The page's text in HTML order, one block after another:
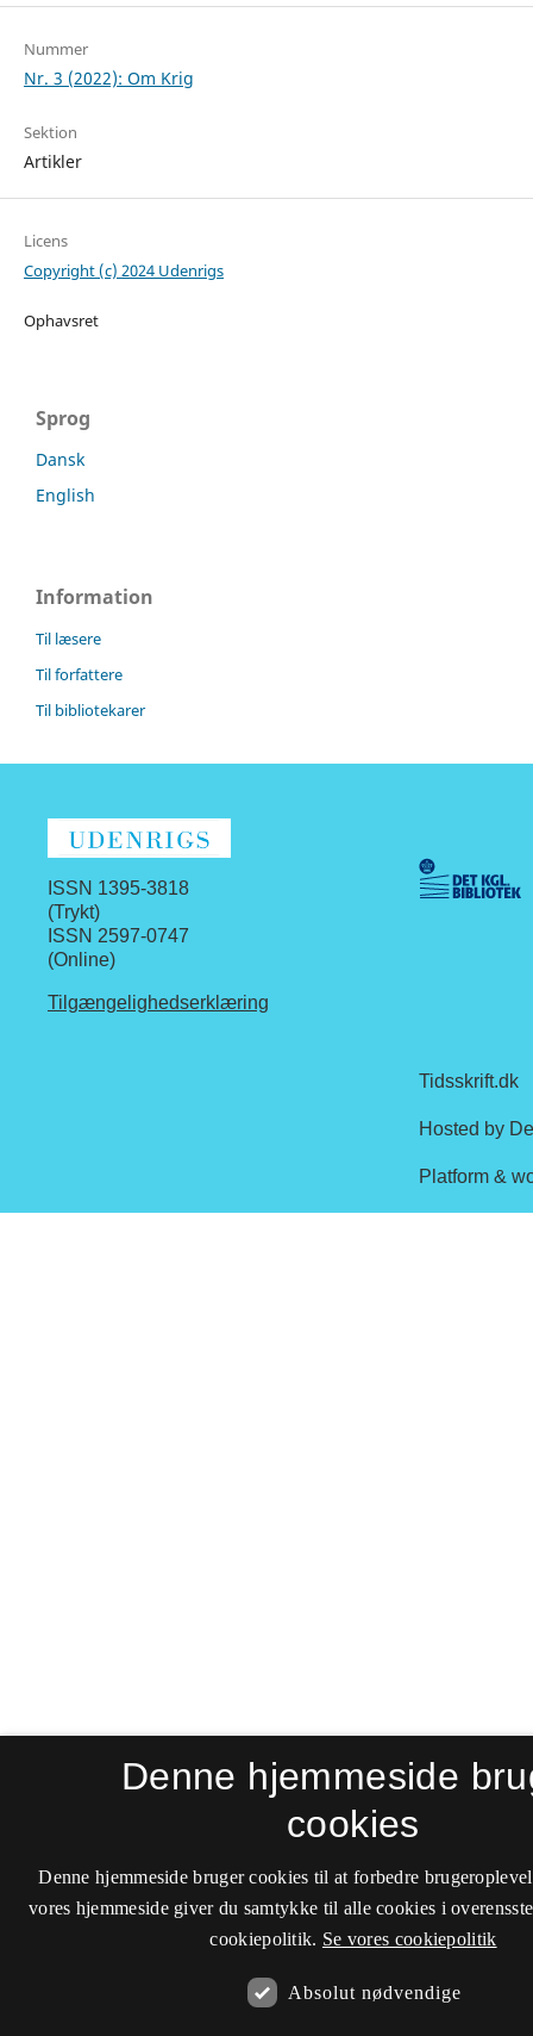
Nummer
Nr. 3 (2022): Om Krig
Sektion
Artikler
Licens
Copyright (c) 2024 Udenrigs
Ophavsret
Sprog
Dansk
English
Information
Til læsere
Til forfattere
Til bibliotekarer
ISSN 1395-3818
(Trykt)
ISSN 2597-0747
(Online)
Tilgængelighedserklæring
Denne hjemmeside
cookies
Denne hjemmeside bruger cookies til at forbedre
vores hjemmeside giver du samtykke til alle cookies i
cookiepolitik. Se vores cookiepolitik
Absolut nødvendige